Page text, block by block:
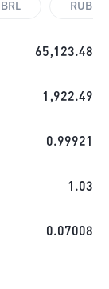
BRL RUB
65,123.48
1,922.49
0.99921
1.03
0.07008